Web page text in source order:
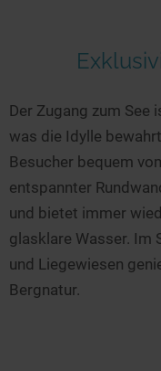
Der Zugang zum See
was die Idylle
Besucher bequem
entspannter
und bietet immer
glasklare Wasser. Im
und Liegewiesen
Bergnatur.